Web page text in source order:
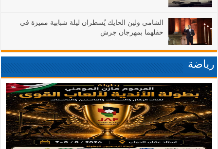
الشامي ولين الحايك يُسطران ليلة شبابية مميزة في
حفلهما بمهرجان جرش
رياضة